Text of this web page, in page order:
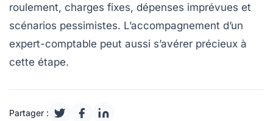
roulement, charges fixes, dépenses imprévues et
scénarios pessimistes. L’accompagnement d’un
expert-comptable peut aussi s’avérer précieux à
cette étape.
Partager :